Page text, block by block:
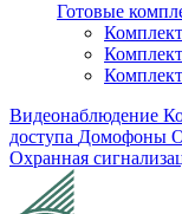
Готовые
Видеонаблюдение
доступа Домофоны
Охранная